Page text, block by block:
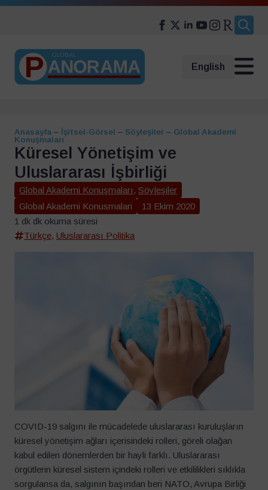
English
Anasayfa – İşitsel-Görsel – Söyleşiler – Global Akademi
Konuşmaları
Küresel Yönetişim ve
Uluslararası İşbirliği
Global Akademi Konuşmaları , Söyleşiler
Global Akademi Konusmalari
13 Ekim 2020
1 dk dk okuma süresi
Türkçe, Uluslararası Politika
COVID-19 salgını ile mücadelede uluslararası kuruluşların
küresel yönetişim ağları içerisindeki rolleri, göreli olağan
kabul edilen dönemlerden bir hayli farklı. Uluslararası
örgütlerin küresel sistem içindeki rolleri ve etkililikleri sıklıkla
sorgulansa da, salgının başından beri NATO, Avrupa Birliği